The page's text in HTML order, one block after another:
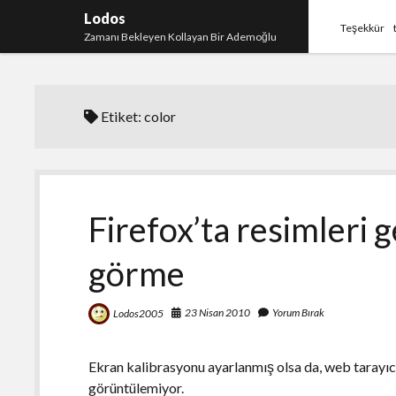
Lodos
Zamanı Bekleyen Kollayan Bir Ademoğlu
Teşekkür
Etiket:color
Firefox’ta resimleri
görme
Lodos2005 23 Nisan 2010 Yorum Bırak
Ekran kalibrasyonu ayarlanmış olsa da, web
görüntülemiyor.